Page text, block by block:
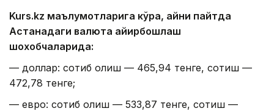
Kurs.kz маълумотларига кўра, айни пайтда
Астанадаги валюта айирбошлаш
шохобчаларида:
— доллар: сотиб олиш — 465,94 тенге, сотиш —
472,78 тенге;
— евро: сотиб олиш — 533,87 тенге, сотиш —